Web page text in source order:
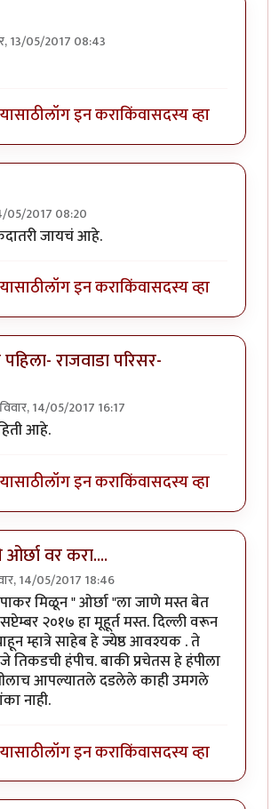
13/05/2017 08:43
लॉग इन कराकिंवासदस्य व्हा
05/2017 08:20
जायचं आहे.
लॉग इन कराकिंवासदस्य व्हा
राजवाडा परिसर-
14/05/2017 16:17
आहे.
लॉग इन कराकिंवासदस्य व्हा
ओर्छा वर करा....
14/05/2017 18:46
मिळून " ओर्छा "ला जाणे मस्त बेत
२०१७ हा मूहूर्त मस्त. दिल्ली वरून
म्हात्रे साहेब हे ज्येष्ठ आवश्यक . ते
तिकडची हंपीच. बाकी प्रचेतस हे हंपीला
आपल्यातले दडलेले काही उमगले
नाही.
लॉग इन कराकिंवासदस्य व्हा